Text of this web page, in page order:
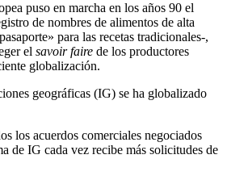
puso en marcha en los años 90 el
de nombres de alimentos de alta
para las recetas tradicionales-,
el savoir faire de los productores
globalización.
geográficas (IG) se ha globalizado
los acuerdos comerciales negociados
de IG cada vez recibe más solicitudes de